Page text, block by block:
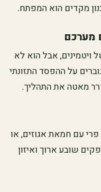
מקדים הוא המפתח.
מערכם
ויטמינים, אבל הוא לא
על ההפסד התזונתי
מאטה את התהליך.
עם חמאת אגוזים, או
שובע ארוך ואיזון